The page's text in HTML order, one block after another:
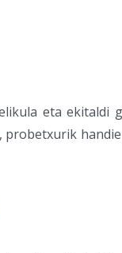
eta ekitaldi